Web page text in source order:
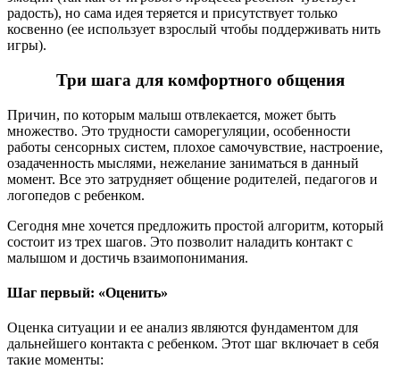
радость), но сама идея теряется и присутствует только
косвенно (ее использует взрослый чтобы поддерживать нить
игры).
Три шага для комфортного общения
Причин, по которым малыш отвлекается, может быть
множество. Это трудности саморегуляции, особенности
работы сенсорных систем, плохое самочувствие, настроение,
озадаченность мыслями, нежелание заниматься в данный
момент. Все это затрудняет общение родителей, педагогов и
логопедов с ребенком.
Сегодня мне хочется предложить простой алгоритм, который
состоит из трех шагов. Это позволит наладить контакт с
малышом и достичь взаимопонимания.
Шаг первый: «Оценить»
Оценка ситуации и ее анализ являются фундаментом для
дальнейшего контакта с ребенком. Этот шаг включает в себя
такие моменты: